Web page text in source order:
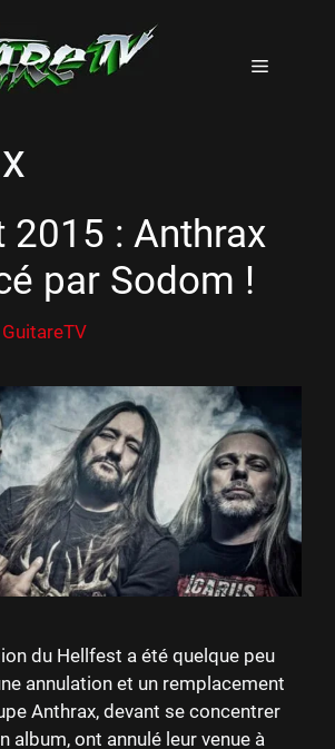
Menu
2015 : Anthrax
par Sodom !
GuitareTV
du Hellfest a été quelque peu
annulation et un remplacement
Anthrax, devant se concentrer
album, ont annulé leur venue à